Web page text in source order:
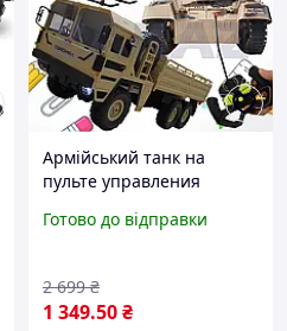
Армійський танк на
пульте управления
танк
Готово до відправки
1 349.50₴
2 699 ₴